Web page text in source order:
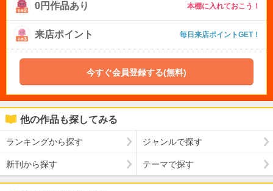
0円作品あり 本棚に入れておこう！
来店ポイント 毎日来店ポイントGET！
今すぐ会員登録する(無料)
他の作品も探してみる
ランキングから探す ジャンルで探す
新刊から探す テーマで探す